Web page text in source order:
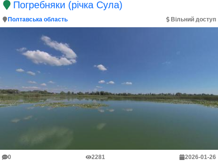
Погребняки (річка Сула)
Полтавська область Вільний доступ
0 2281
2026-01-26